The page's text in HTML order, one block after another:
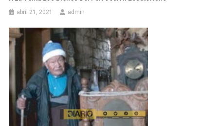
abril 21, 2021 admin